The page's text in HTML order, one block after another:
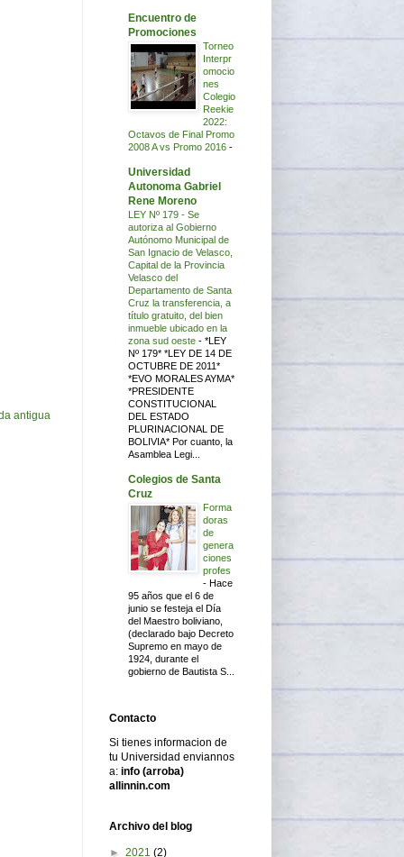
antigua
Encuentro de
Promociones
Torneo
Interpr
omocio
nes
Colegio
Reekie
2022:
Octavos de Final Promo
2008 A vs Promo 2016 -
Universidad
Autonoma Gabriel
Rene Moreno
LEY Nº 179 - Se
autoriza al Gobierno
Autónomo Municipal de
San Ignacio de Velasco,
Capital de la Provincia
Velasco del
Departamento de Santa
Cruz la transferencia, a
título gratuito, del bien
inmueble ubicado en la
zona sud oeste - *LEY
Nº 179* *LEY DE 14 DE
OCTUBRE DE 2011*
*EVO MORALES AYMA*
*PRESIDENTE
CONSTITUCIONAL
DEL ESTADO
PLURINACIONAL DE
BOLIVIA* Por cuanto, la
Asamblea Legi...
Colegios de Santa
Cruz
Forma
doras
de
genera
ciones
profes
- Hace
95 años que el 6 de
junio se festeja el Día
del Maestro boliviano,
(declarado bajo Decreto
Supremo en mayo de
1924, durante el
gobierno de Bautista S...
Contacto
Si tienes informacion de
tu Universidad enviannos
a: info (arroba)
allinnin.com
Archivo del blog
► 2021 (2)